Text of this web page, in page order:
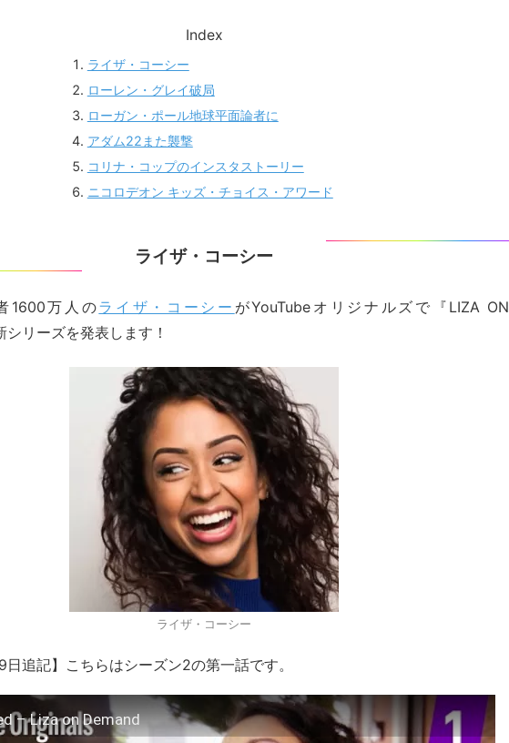
Index
ライザ・コーシー
ローレン・グレイ破局
ローガン・ポール地球平面論者に
アダム22また襲撃
コリナ・コップのインスタストーリー
ニコロデオン キッズ・チョイス・アワード
ライザ・コーシー
1600万人のライザ・コーシー がYouTubeオリジナルズで『LIZA ON
リーズを発表します！
ライザ・コーシー
日追記】こちらはシーズン2の第一話です。
– Liza on Demand